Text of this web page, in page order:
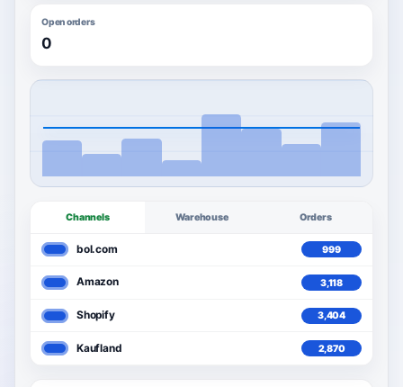
Open orders
0
Channels Warehouse Orders
bol.com 999
3,592
Amazon 3,118
3,592
Shopify 3,404
3,592
Kaufland 2,870
3,592